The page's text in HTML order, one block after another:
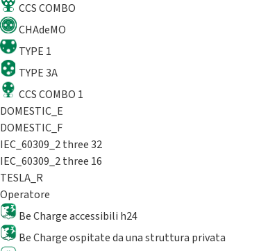
CCS COMBO
CHAdeMO
TYPE 1
TYPE 3A
CCS COMBO 1
DOMESTIC_E
DOMESTIC_F
IEC_60309_2 three 32
IEC_60309_2 three 16
TESLA_R
Operatore
Be Charge accessibili h24
Be Charge ospitate da una struttura privata